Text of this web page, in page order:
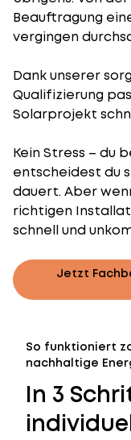
Beauftragung
vergingen
Dank unserer
Qualifizierung
Solarprojekt
Kein Stress – du
entscheidest du
dauert. Aber
richtigen
schnell und
Jetzt
So funktioniert
nachhaltige
In 3